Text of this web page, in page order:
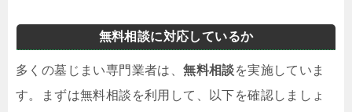
無料相談に対応しているか
多くの墓じまい専門業者は、無料相談を実施していま
す。まずは無料相談を利用して、以下を確認しましょ